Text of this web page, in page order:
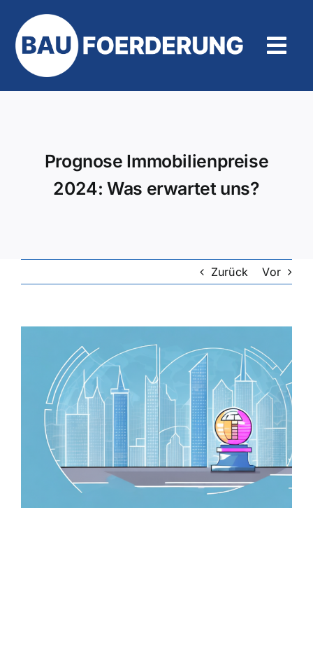
Inhalt
springen
Prognose Immobilienpreise
2024: Was erwartet uns?
Zurück Vor
grösseres